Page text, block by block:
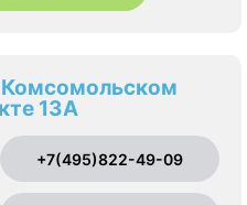
13А
+7(495)822-49-09